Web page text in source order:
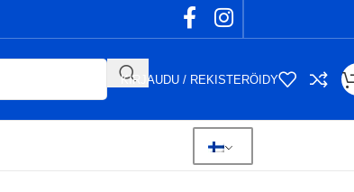
KIRJAUDU / REKISTERÖIDY